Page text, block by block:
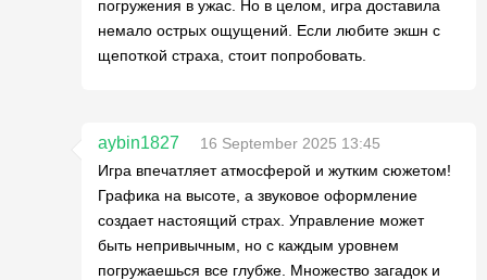
погружения в ужас. Но в целом, игра доставила
немало острых ощущений. Если любите экшн с
щепоткой страха, стоит попробовать.
aybin1827
16 September 2025 13:45
Игра впечатляет атмосферой и жутким сюжетом!
Графика на высоте, а звуковое оформление
создает настоящий страх. Управление может
быть непривычным, но с каждым уровнем
погружаешься все глубже. Множество загадок и